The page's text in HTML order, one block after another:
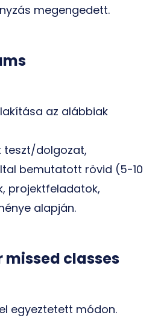
megengedett.
az alábbiak
teszt/dolgozat,
bemutatott rövid (5-10
projektfeladatok,
alapján.
missed classes
egyeztetett módon.